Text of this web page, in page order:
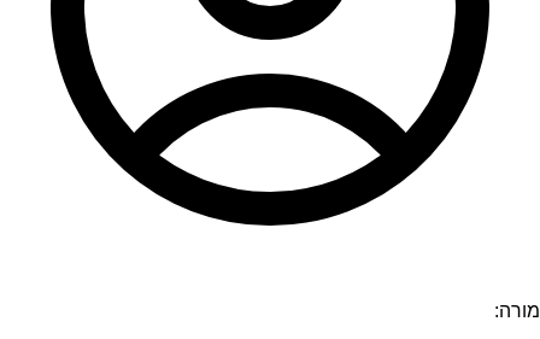
מורה: